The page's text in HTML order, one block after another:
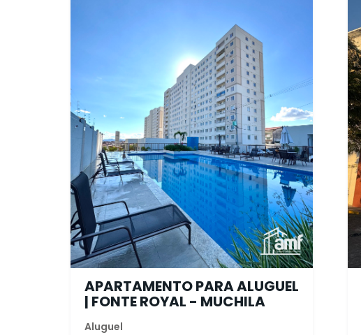
APARTAMENTO PARA ALUGUEL
| FONTE ROYAL - MUCHILA
Aluguel